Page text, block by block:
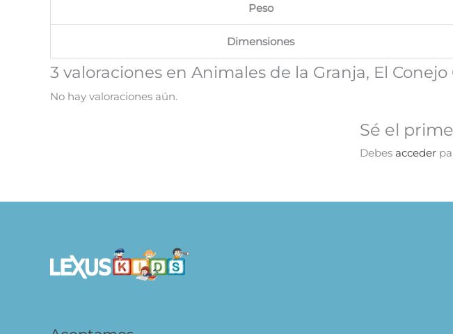
Peso
Dimensiones
3 valoraciones en Animales de la Granja, El Conejo
No hay valoraciones aún.
Sé el
Debes acceder